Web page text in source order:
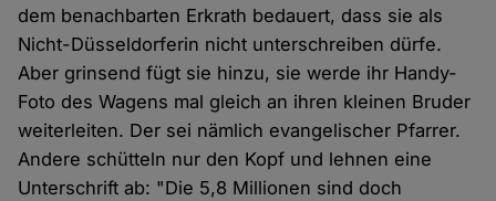
dem benachbarten Erkrath bedauert, dass sie als
Nicht-Düsseldorferin nicht unterschreiben dürfe.
Aber grinsend fügt sie hinzu, sie werde ihr Handy-
Foto des Wagens mal gleich an ihren kleinen Bruder
weiterleiten. Der sei nämlich evangelischer Pfarrer.
Andere schütteln nur den Kopf und lehnen eine
Unterschrift ab: "Die 5,8 Millionen sind doch